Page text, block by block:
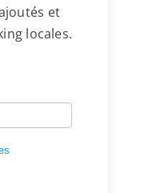
et
locales.